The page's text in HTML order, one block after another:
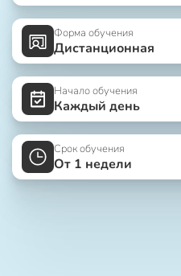
Форма обучения
Дистанционная
Начало обучения
Каждый день
Срок обучения
От 1 недели